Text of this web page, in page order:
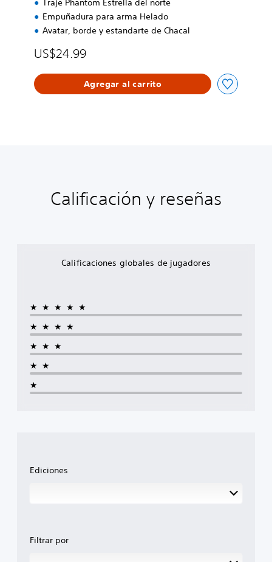
Traje Phantom Estrella del norte
Empuñadura para arma Helado
Avatar, borde y estandarte de Chacal
US$24.99
Agregar al carrito
Calificación y reseñas
Calificaciones globales de jugadores
★★★★★
★★★★
★★★
★★
★
Ediciones
Filtrar por